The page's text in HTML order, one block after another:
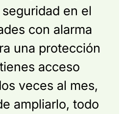
en el
con alarma
una protección
acceso
veces al mes,
ampliarlo, todo